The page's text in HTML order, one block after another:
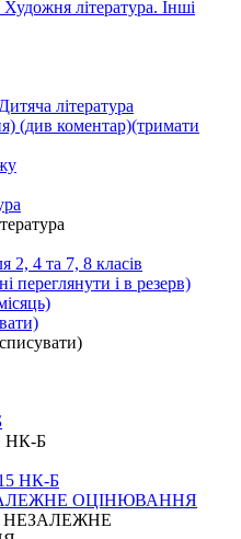
література. Інші
література
(див коментар)(тримати
2, 4 та 7, 8 класів
переглянути і в резерв)
НК-Б
НК-Б
ОЦІНЮВАННЯ
НЕЗАЛЕЖНЕ